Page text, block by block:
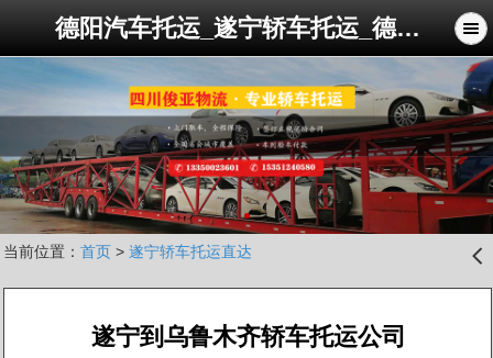
德阳汽车托运_遂宁轿车托运_德阳到西藏拉萨新疆轿车托运公司_俊亚轿车托运公司
当前位置： 首页> 遂宁轿车托运直达 󰊒
遂宁到乌鲁木齐轿车托运公司